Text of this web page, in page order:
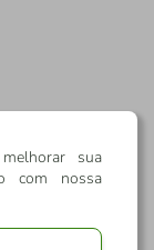
sua
com nossa